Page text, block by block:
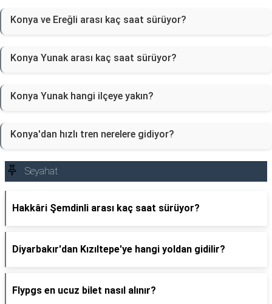
Konya ve Ereğli arası kaç saat sürüyor?
Konya Yunak arası kaç saat sürüyor?
Konya Yunak hangi ilçeye yakın?
Konya'dan hızlı tren nerelere gidiyor?
Seyahat
Hakkâri Şemdinli arası kaç saat sürüyor?
Diyarbakır'dan Kızıltepe'ye hangi yoldan gidilir?
Flypgs en ucuz bilet nasıl alınır?